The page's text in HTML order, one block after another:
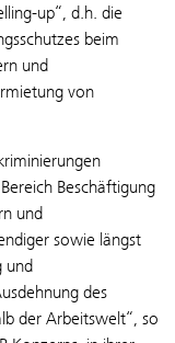
up“, d.h. die
beim
und
von
Beschäftigung
und
sowie längst
und
des
der Arbeitswelt“, so